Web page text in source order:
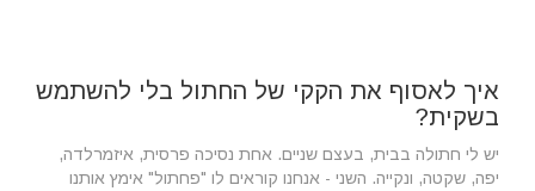
איך לאסוף את הקקי של החתול בלי להשתמש
בשקית?
יש לי חתולה בבית, בעצם שניים. אחת נסיכה פרסית, איזמרלדה,
יפה, שקטה, ונקייה. השני - אנחנו קוראים לו "פחתול" אימץ אותנו